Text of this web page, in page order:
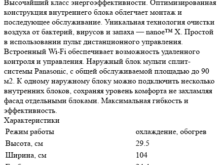
Высочайший класс энергоэффективности. Оптимизированная
конструкция внутреннего блока облегчает монтаж и
последующее обслуживание. Уникальная технология очистки
воздуха от бактерий, вирусов и запаха — nanoe™ X. Простой
в использовании пульт дистанционного управления.
Встроенный Wi-Fi обеспечивает возможность удаленного
контроля и управления. Наружный блок мульти сплит-
системы Panasonic, с общей обслуживаемой площадью до 90
м2. К одному наружному блоку можно подключить несколько
внутренних блоков, сохраняя уровень комфорта не захламляя
фасад отдельными блоками. Максимальная гибкость и
эффективность.
Характеристики
Режим работы
охлаждение, обогрев
Высота, см
29.5
Ширина, см
104